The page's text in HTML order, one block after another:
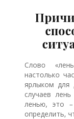
Слово
настолько
ярлыком для
случаев
ленью, это
определить,